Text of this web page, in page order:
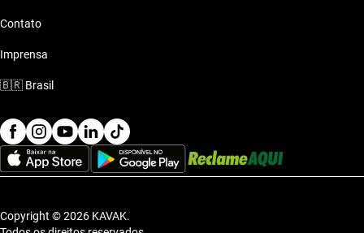
Contato
Imprensa
🇧🇷 Brasil
Copyright © 2026 KAVAK.